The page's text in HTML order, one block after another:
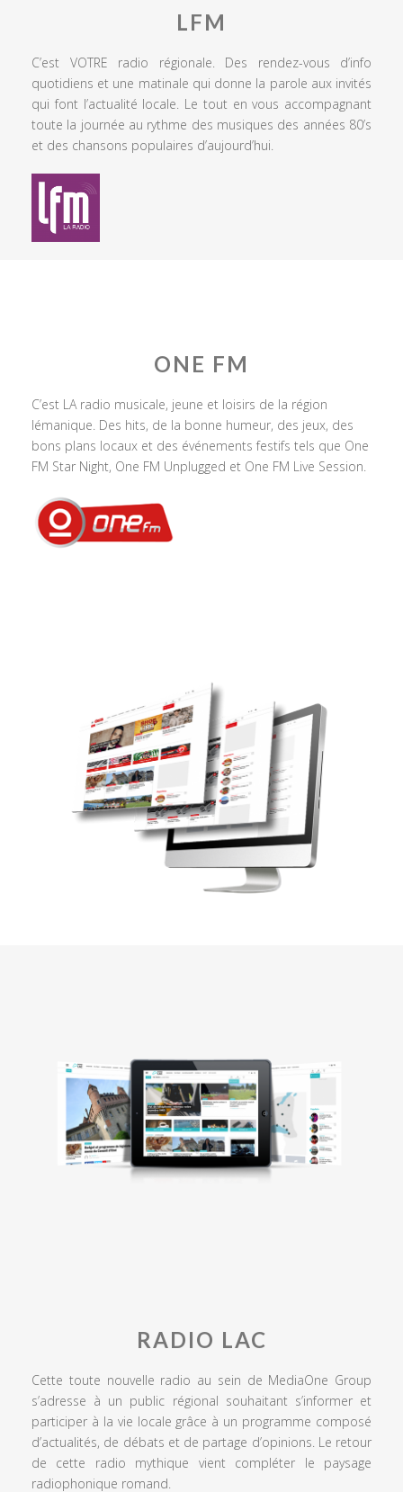
LFM
C’est VOTRE radio régionale. Des rendez-vous d’info
quotidiens et une matinale qui donne la parole aux invités
qui font l’actualité locale. Le tout en vous accompagnant
toute la journée au rythme des musiques des années 80’s
et des chansons populaires d’aujourd’hui.
ONE FM
C’est LA radio musicale, jeune et loisirs de la région
lémanique. Des hits, de la bonne humeur, des jeux, des
bons plans locaux et des événements festifs tels que One
FM Star Night, One FM Unplugged et One FM Live Session.
RADIO LAC
Cette toute nouvelle radio au sein de MediaOne Group
s’adresse à un public régional souhaitant s’informer et
participer à la vie locale grâce à un programme composé
d’actualités, de débats et de partage d’opinions. Le retour
de cette radio mythique vient compléter le paysage
radiophonique romand.